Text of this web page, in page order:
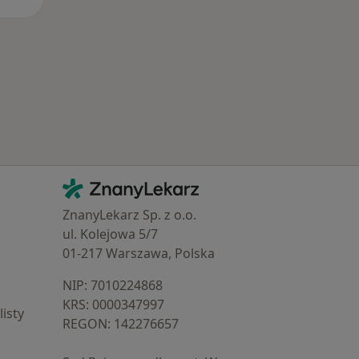
Kontakt
ZnanyLekarz - Strona główna
ZnanyLekarz Sp. z o.o.
ul. Kolejowa 5/7
01-217 Warszawa, Polska
NIP: ⁠7010224868
KRS: ⁠0000347997
REGON: ⁠142276657